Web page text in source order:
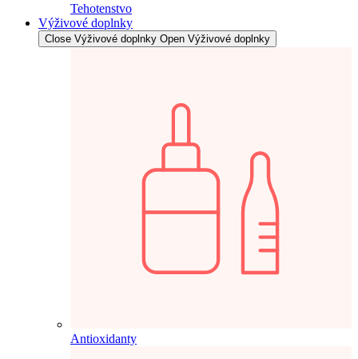
Tehotenstvo
Výživové doplnky
Close Výživové doplnky Open Výživové doplnky
Antioxidanty